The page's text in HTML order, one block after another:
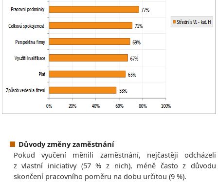
Důvody změny zaměstnání
Pokud vyučení měnili zaměstnání, nejčastěji odcházeli
z vlastní iniciativy (57 % z nich), méně často z důvodu
skončení pracovního poměru na dobu určitou (9 %).